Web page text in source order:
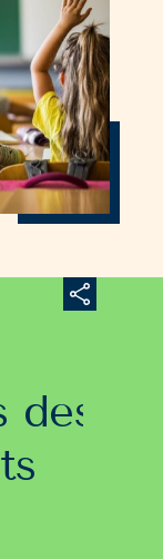
des